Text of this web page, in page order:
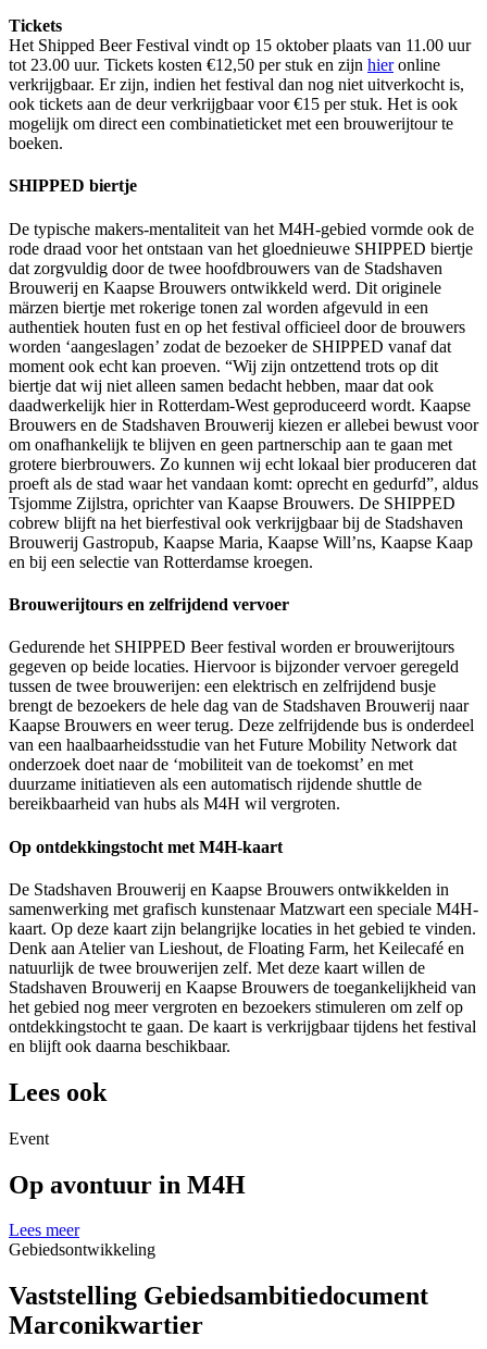
Tickets
Het Shipped Beer Festival vindt op 15 oktober plaats van 11.00 uur
tot 23.00 uur. Tickets kosten €12,50 per stuk en zijn hieronline
verkrijgbaar. Er zijn, indien het festival dan nog niet uitverkocht is,
ook tickets aan de deur verkrijgbaar voor €15 per stuk. Het is ook
mogelijk om direct een combinatieticket met een brouwerijtour te
boeken.
SHIPPED biertje
De typische makers-mentaliteit van het M4H-gebied vormde ook de
rode draad voor het ontstaan van het gloednieuwe SHIPPED biertje
dat zorgvuldig door de twee hoofdbrouwers van de Stadshaven
Brouwerij en Kaapse Brouwers ontwikkeld werd. Dit originele
märzen biertje met rokerige tonen zal worden afgevuld in een
authentiek houten fust en op het festival officieel door de brouwers
worden ‘aangeslagen’ zodat de bezoeker de SHIPPED vanaf dat
moment ook echt kan proeven. “Wij zijn ontzettend trots op dit
biertje dat wij niet alleen samen bedacht hebben, maar dat ook
daadwerkelijk hier in Rotterdam-West geproduceerd wordt. Kaapse
Brouwers en de Stadshaven Brouwerij kiezen er allebei bewust voor
om onafhankelijk te blijven en geen partnerschip aan te gaan met
grotere bierbrouwers. Zo kunnen wij echt lokaal bier produceren dat
proeft als de stad waar het vandaan komt: oprecht en gedurfd”, aldus
Tsjomme Zijlstra, oprichter van Kaapse Brouwers. De SHIPPED
cobrew blijft na het bierfestival ook verkrijgbaar bij de Stadshaven
Brouwerij Gastropub, Kaapse Maria, Kaapse Will’ns, Kaapse Kaap
en bij een selectie van Rotterdamse kroegen.
Brouwerijtours en zelfrijdend vervoer
Gedurende het SHIPPED Beer festival worden er brouwerijtours
gegeven op beide locaties. Hiervoor is bijzonder vervoer geregeld
tussen de twee brouwerijen: een elektrisch en zelfrijdend busje
brengt de bezoekers de hele dag van de Stadshaven Brouwerij naar
Kaapse Brouwers en weer terug. Deze zelfrijdende bus is onderdeel
van een haalbaarheidsstudie van het Future Mobility Network dat
onderzoek doet naar de ‘mobiliteit van de toekomst’ en met
duurzame initiatieven als een automatisch rijdende shuttle de
bereikbaarheid van hubs als M4H wil vergroten.
Op ontdekkingstocht met M4H-kaart
De Stadshaven Brouwerij en Kaapse Brouwers ontwikkelden in
samenwerking met grafisch kunstenaar Matzwart een speciale M4H-
kaart. Op deze kaart zijn belangrijke locaties in het gebied te vinden.
Denk aan Atelier van Lieshout, de Floating Farm, het Keilecafé en
natuurlijk de twee brouwerijen zelf. Met deze kaart willen de
Stadshaven Brouwerij en Kaapse Brouwers de toegankelijkheid van
het gebied nog meer vergroten en bezoekers stimuleren om zelf op
ontdekkingstocht te gaan. De kaart is verkrijgbaar tijdens het festival
en blijft ook daarna beschikbaar.
Lees ook
Event
Op avontuur in M4H
Lees meer
Gebiedsontwikkeling
Vaststelling Gebiedsambitiedocument
Marconikwartier